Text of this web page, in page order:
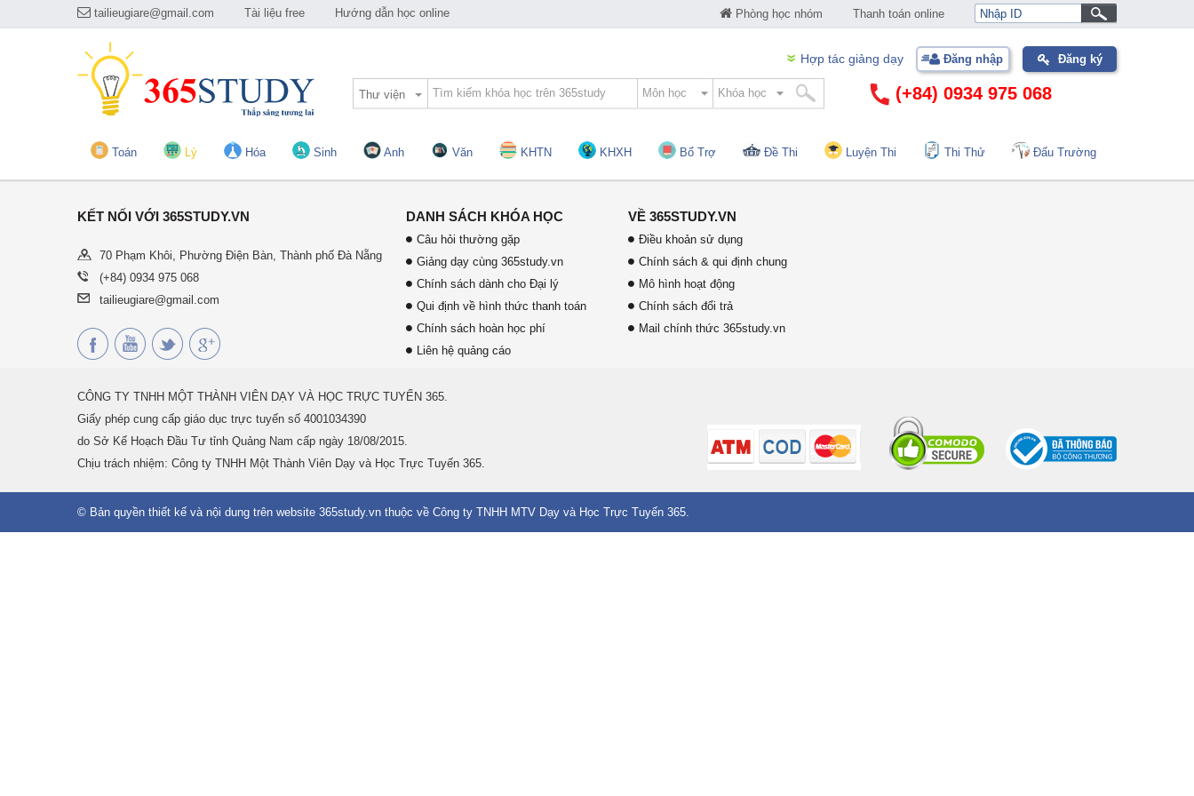
tailieugiare@gmail.com Tài liệu free Hướng dẫn học online Phòng học nhóm Thanh toán online
Hợp tác giảng dạy Đăng nhập Đăng ký
(+84) 0934 975 068
Thư viện
Toán Lý Hóa Sinh Anh Văn KHTN KHXH Bổ Trợ Đề Thi Luyện Thi Thi Thử Đấu Trường
KẾT NỐI VỚI 365STUDY.VN
70 Phạm Khôi, Phường Điện Bàn, Thành phố Đà Nẵng
(+84) 0934 975 068
tailieugiare@gmail.com
DANH SÁCH KHÓA HỌC
Câu hỏi thường gặp
Giảng dạy cùng 365study.vn
Chính sách dành cho Đại lý
Qui định về hình thức thanh toán
Chính sách hoàn học phí
Liên hệ quảng cáo
VỀ 365STUDY.VN
Điều khoản sử dụng
Chính sách & qui định chung
Mô hình hoạt động
Chính sách đổi trả
Mail chính thức 365study.vn
CÔNG TY TNHH MỘT THÀNH VIÊN DẠY VÀ HỌC TRỰC TUYẾN 365.
Giấy phép cung cấp giáo dục trực tuyến số 4001034390
do Sở Kế Hoạch Đầu Tư tỉnh Quảng Nam cấp ngày 18/08/2015.
Chịu trách nhiệm: Công ty TNHH Một Thành Viên Dạy và Học Trực Tuyến 365.
© Bản quyền thiết kế và nội dung trên website 365study.vn thuộc về Công ty TNHH MTV Dạy và Học Trực Tuyến 365.